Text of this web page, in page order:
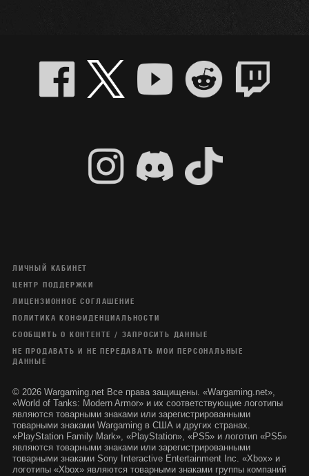
ЛИЧНЫЙ КАБИНЕТ
ЦЕНТР ПОДДЕРЖКИ
ЛИЦЕНЗИОННОЕ СОГЛАШЕНИЕ
ПОЛИТИКА КОНФИДЕНЦИАЛЬНОСТИ
СООБЩИТЬ О КОНТЕНТЕ / ЗАПРОСИТЬ ДАННЫЕ
НЕ ПРОДАВАТЬ И НЕ ПЕРЕДАВАТЬ МОИ ПЕРСОНАЛЬНЫЕ
ДАННЫЕ
© 2026 Wargaming.net Все права защищены. «Wargaming.net»,
«World of Tanks: Modern Armor» и их соответствующие логотипы
являются товарными знаками или зарегистрированными
товарными знаками Wargaming в США и других странах.
«PlayStation Family Mark», «PlayStation», «PS5» и логотип «PS5»
являются товарными знаками или зарегистрированными
товарными знаками Sony Interactive Entertainment Inc. «Xbox» и
логотипы «Xbox» являются товарными знаками группы компаний